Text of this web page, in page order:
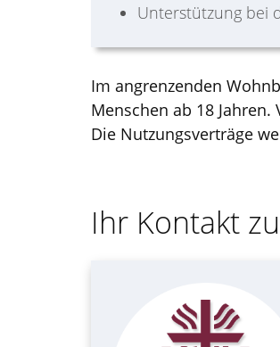
Unterstützung bei
Im angrenzenden
Menschen ab 18
Die Nutzungsverträge
Ihr Kontakt